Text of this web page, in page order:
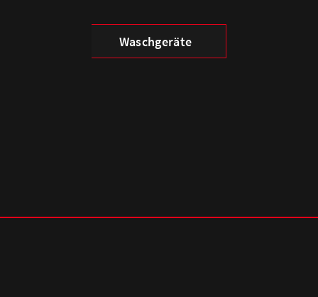
Waschgeräte